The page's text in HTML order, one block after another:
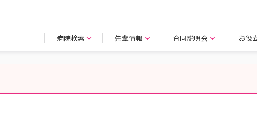
病院検索 先輩情報 合同説明会 お役